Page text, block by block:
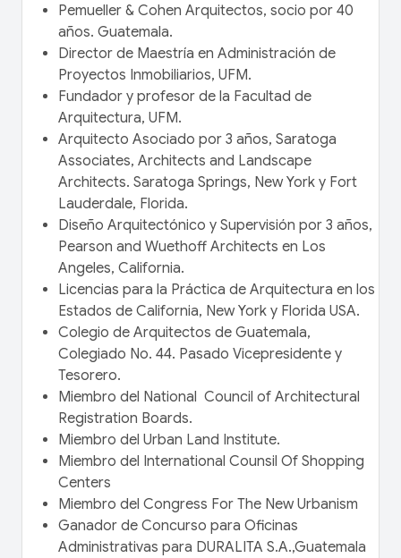
Pemueller & Cohen Arquitectos, socio por 40
años. Guatemala.
Director de Maestría en Administración de
Proyectos Inmobiliarios, UFM.
Fundador y profesor de la Facultad de
Arquitectura, UFM.
Arquitecto Asociado por 3 años, Saratoga
Associates, Architects and Landscape
Architects. Saratoga Springs, New York y Fort
Lauderdale, Florida.
Diseño Arquitectónico y Supervisión por 3 años,
Pearson and Wuethoff Architects en Los
Angeles, California.
Licencias para la Práctica de Arquitectura en los
Estados de California, New York y Florida USA.
Colegio de Arquitectos de Guatemala,
Colegiado No. 44. Pasado Vicepresidente y
Tesorero.
Miembro del National Council of Architectural
Registration Boards.
Miembro del Urban Land Institute.
Miembro del International Counsil Of Shopping
Centers
Miembro del Congress For The New Urbanism
Ganador de Concurso para Oficinas
Administrativas para DURALITA S.A.,Guatemala